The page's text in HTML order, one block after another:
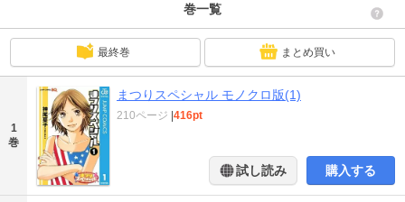
巻一覧
最終巻 まとめ買い
1
巻
まつりスペシャル モノクロ版(1)
210ページ 416pt
試し読み 購入する